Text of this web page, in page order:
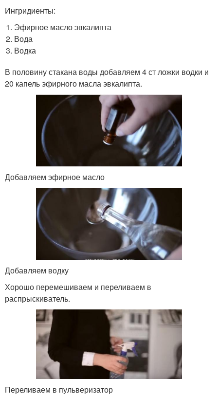
Ингридиенты:
Эфирное масло эвкалипта
Вода
Водка
В половину стакана воды добавляем 4 ст ложки водки и
20 капель эфирного масла эвкалипта.
Добавляем эфирное масло
Добавляем водку
Хорошо перемешиваем и переливаем в
распрыскиватель.
Переливаем в пульверизатор